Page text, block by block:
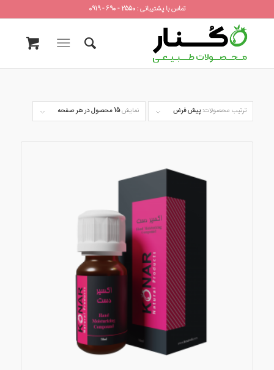
تماس با پشتیبانی : 2550 - 690 - 0919
ترتیب محصولات:پیش فرض نمایش15 محصول در هر صفحه